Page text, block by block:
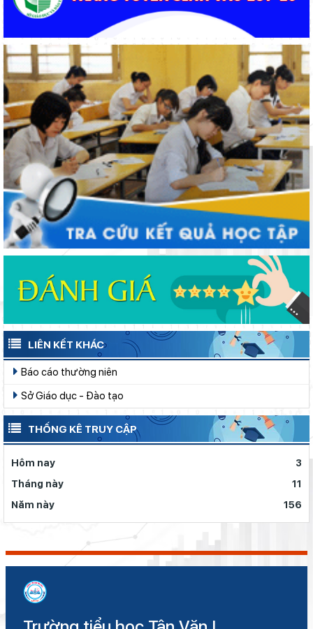
Khát khao thay đổi cuộc sống bằng con đường học tập
ngành năm 2026
giáo viên
LIÊN KẾT KHÁC
Báo cáo thường niên
Sở Giáo dục - Đào tạo
THỐNG KÊ TRUY CẬP
Hôm nay
3
Tháng này
11
Năm này
156